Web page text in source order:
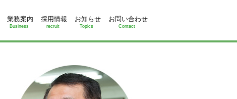
業務案内
Business
採用情報
recruit
お知らせ
Topics
お問い合わせ
Contact